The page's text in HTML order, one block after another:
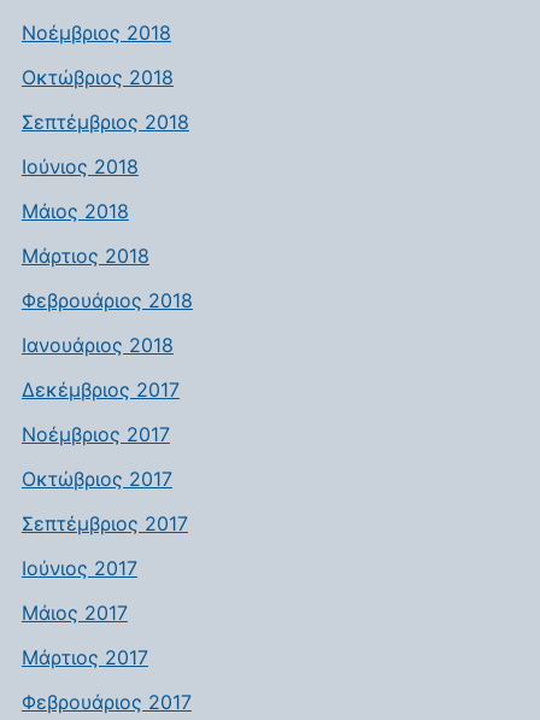
Νοέμβριος 2018
Οκτώβριος 2018
Σεπτέμβριος 2018
Ιούνιος 2018
Μάιος 2018
Μάρτιος 2018
Φεβρουάριος 2018
Ιανουάριος 2018
Δεκέμβριος 2017
Νοέμβριος 2017
Οκτώβριος 2017
Σεπτέμβριος 2017
Ιούνιος 2017
Μάιος 2017
Μάρτιος 2017
Φεβρουάριος 2017